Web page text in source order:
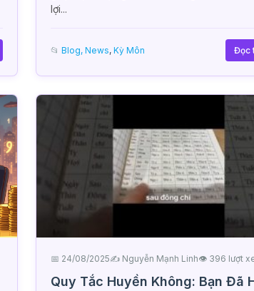
lợi...
📂 Blog, News, Kỳ Môn Đọc
📅 24/08/2025✍️ Nguyễn Mạnh Linh👁 396 lượt
Quy Tắc Huyền Không: Bạn Đã